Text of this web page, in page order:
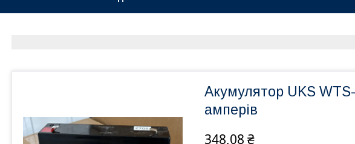
Акумулятор UKS
амперів
348,08 ₴